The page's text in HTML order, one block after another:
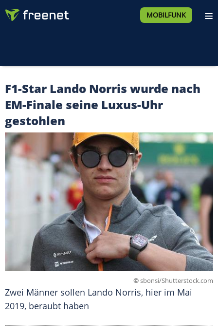
MOBILFUNK
F1-Star Lando Norris wurde nach
EM-Finale seine Luxus-Uhr
gestohlen
©sbonsi/Shutterstock.com
Zwei Männer sollen Lando Norris, hier im Mai
2019, beraubt haben